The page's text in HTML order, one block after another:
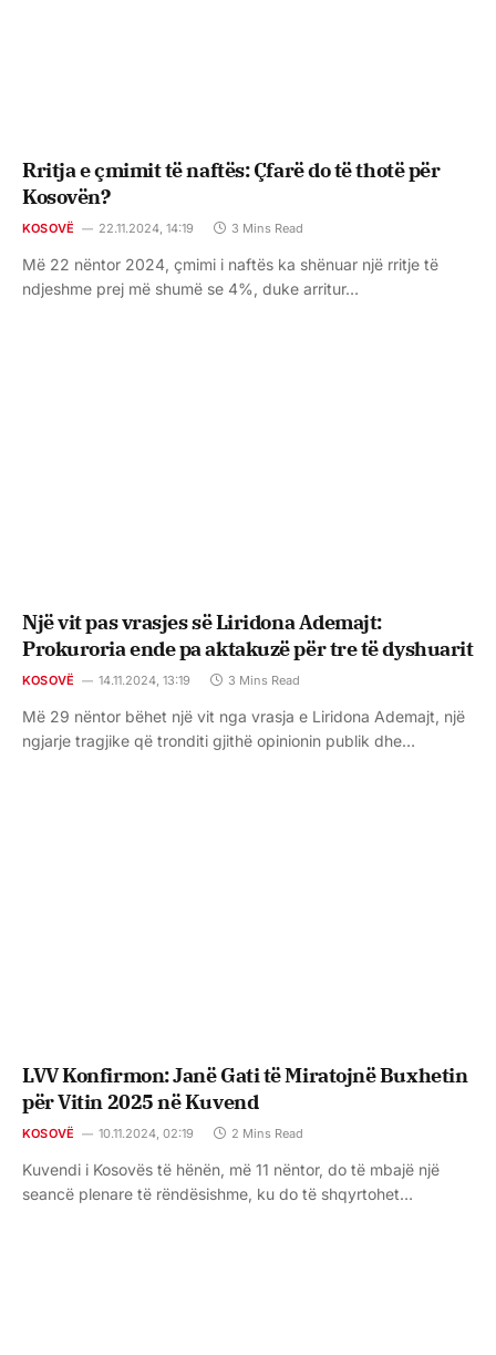
Rritja e çmimit të naftës: Çfarë do të thotë për
Kosovën?
KOSOVË 22.11.2024, 14:19 3 Mins Read
Më 22 nëntor 2024, çmimi i naftës ka shënuar një rritje të
ndjeshme prej më shumë se 4%, duke arritur…
Një vit pas vrasjes së Liridona Ademajt:
Prokuroria ende pa aktakuzë për tre të dyshuarit
KOSOVË 14.11.2024, 13:19 3 Mins Read
Më 29 nëntor bëhet një vit nga vrasja e Liridona Ademajt, një
ngjarje tragjike që tronditi gjithë opinionin publik dhe…
LVV Konfirmon: Janë Gati të Miratojnë Buxhetin
për Vitin 2025 në Kuvend
KOSOVË 10.11.2024, 02:19 2 Mins Read
Kuvendi i Kosovës të hënën, më 11 nëntor, do të mbajë një
seancë plenare të rëndësishme, ku do të shqyrtohet…